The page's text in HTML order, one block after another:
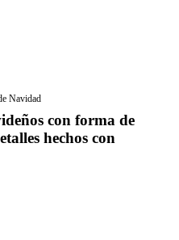
Navidad
con forma de
hechos con